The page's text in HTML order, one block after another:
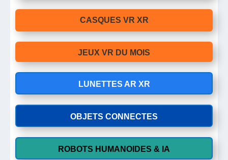
CASQUES VR XR
JEUX VR DU MOIS
LUNETTES AR XR
OBJETS CONNECTES
ROBOTS HUMANOIDES & IA